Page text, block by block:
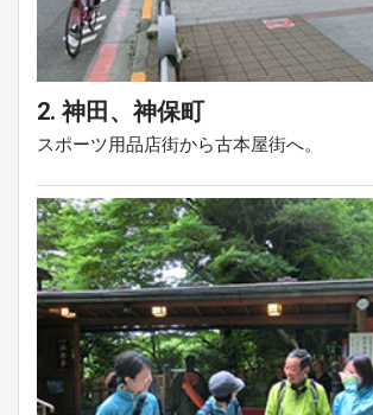
2. 神田、神保町
スポーツ用品店街から古本屋街へ。